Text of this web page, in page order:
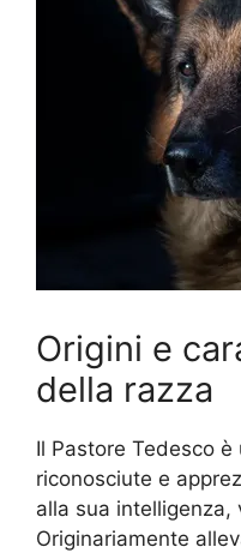
Origini e
della razza
Il Pastore Tedesco
riconosciute e
alla sua intelligenza,
Originariamente